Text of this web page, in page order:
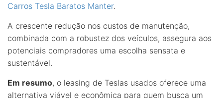
Carros Tesla Baratos Manter.
A crescente redução nos custos de manutenção,
combinada com a robustez dos veículos, assegura aos
potenciais compradores uma escolha sensata e
sustentável.
Em resumo, o leasing de Teslas usados oferece uma
alternativa viável e econômica para quem busca um